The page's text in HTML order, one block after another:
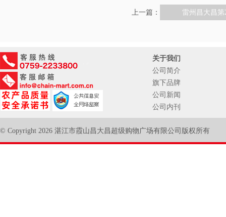
上一篇： 雷州昌大昌第
关于我们
公司简介
旗下品牌
公司新闻
公司内刊
© Copyright 2026 湛江市霞山昌大昌超级购物广场有限公司版权所有